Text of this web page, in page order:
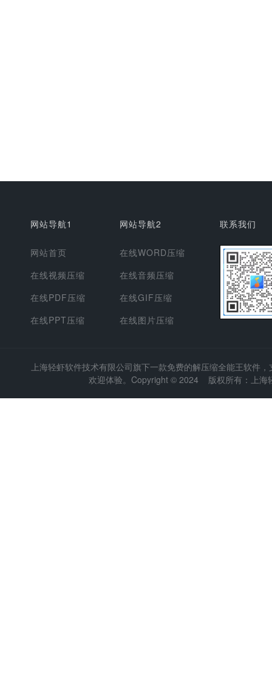
网站导航1
网站首页
在线视频压缩
在线PDF压缩
在线PPT压缩
网站导航2
在线WORD压缩
在线音频压缩
在线GIF压缩
在线图片压缩
联系我们
上海轻虾软件技术有限公司旗下一款免费的解压缩全能王软件
欢迎体验。Copyright © 2024 版权所有：上